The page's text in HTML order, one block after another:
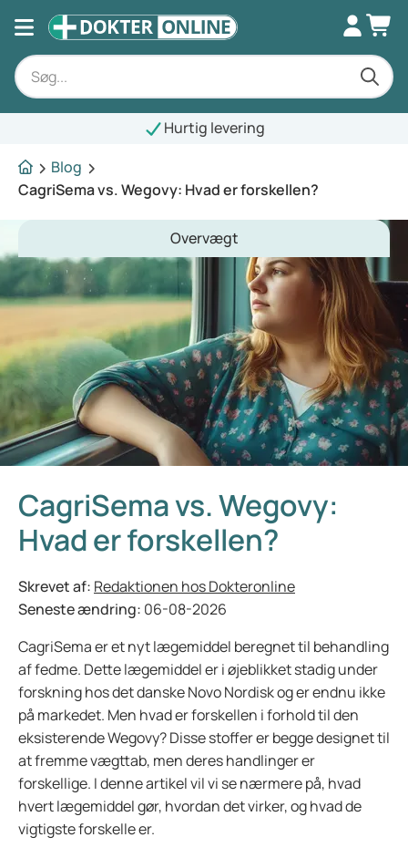
Blog
CagriSema vs. Wegovy: Hvad er forskellen?
Overvægt
CagriSema vs. Wegovy:
Hvad er forskellen?
Skrevet af: Redaktionen hos Dokteronline
Seneste ændring: 06-08-2026
CagriSema er et nyt lægemiddel beregnet til behandling
af fedme. Dette lægemiddel er i øjeblikket stadig under
forskning hos det danske Novo Nordisk og er endnu ikke
på markedet. Men hvad er forskellen i forhold til den
eksisterende Wegovy? Disse stoffer er begge designet til
at fremme vægttab, men deres handlinger er
forskellige. I denne artikel vil vi se nærmere på, hvad
hvert lægemiddel gør, hvordan det virker, og hvad de
vigtigste forskelle er.